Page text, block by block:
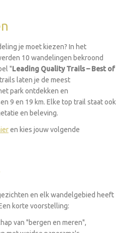
je moet kiezen? In het
10 wandelingen bekroond
"Leading Quality Trails – Best of
laten je de meest
park ontdekken en
9 en 19 km. Elke top trail staat ook
en beleving.
en kies jouw volgende
en elk wandelgebied heeft
korte voorstelling:
van "bergen en meren",